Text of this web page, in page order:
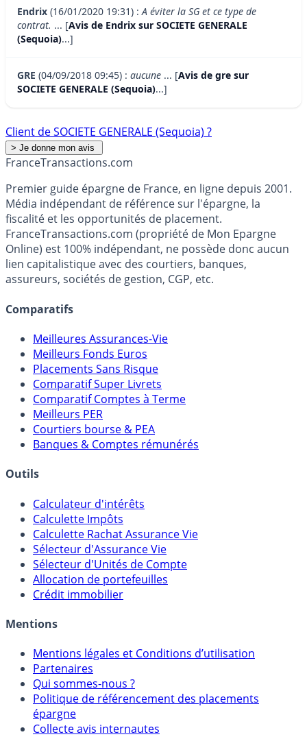
Endrix (16/01/2020 19:31) :A éviter la SG et ce type de
contrat. ... [Avis de Endrix sur SOCIETE GENERALE
(Sequoia)...]
GRE (04/09/2018 09:45) : aucune ... [Avis de gre sur
SOCIETE GENERALE (Sequoia)...]
Client de SOCIETE GENERALE (Sequoia) ?
FranceTransactions.com
Premier guide épargne de France, en ligne depuis 2001.
Média indépendant de référence sur l'épargne, la
fiscalité et les opportunités de placement.
FranceTransactions.com (propriété de Mon Epargne
Online) est 100% indépendant, ne possède donc aucun
lien capitalistique avec des courtiers, banques,
assureurs, sociétés de gestion, CGP, etc.
Comparatifs
Meilleures Assurances-Vie
Meilleurs Fonds Euros
Placements Sans Risque
Comparatif Super Livrets
Comparatif Comptes à Terme
Meilleurs PER
Courtiers bourse & PEA
Banques & Comptes rémunérés
Outils
Calculateur d'intérêts
Calculette Impôts
Calculette Rachat Assurance Vie
Sélecteur d'Assurance Vie
Sélecteur d'Unités de Compte
Allocation de portefeuilles
Crédit immobilier
Mentions
Mentions légales et Conditions d’utilisation
Partenaires
Qui sommes-nous ?
Politique de référencement des placements
épargne
Collecte avis internautes